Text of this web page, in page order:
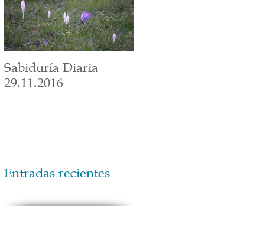
Sabiduría Diaria
29.11.2016
Entradas recientes